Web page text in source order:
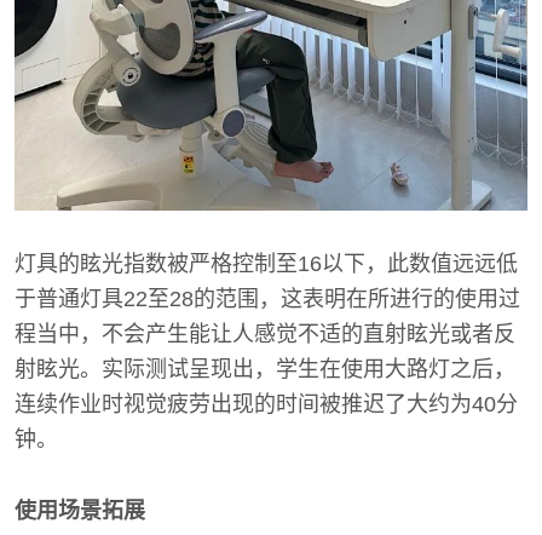
灯具的眩光指数被严格控制至16以下，此数值远远低
于普通灯具22至28的范围，这表明在所进行的使用过
程当中，不会产生能让人感觉不适的直射眩光或者反
射眩光。实际测试呈现出，学生在使用大路灯之后，
连续作业时视觉疲劳出现的时间被推迟了大约为40分
钟。
使用场景拓展